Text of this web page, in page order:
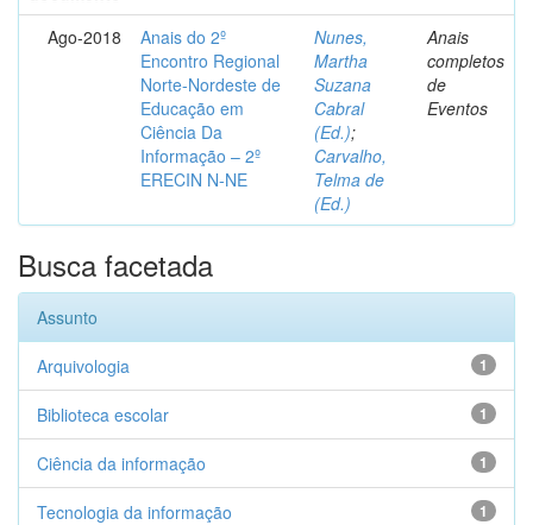
Ago-2018
Anais do 2º
Encontro Regional
Norte-Nordeste de
Educação em
Ciência Da
Informação – 2º
ERECIN N-NE
Nunes,
Martha
Suzana
Cabral
(Ed.);
Carvalho,
Telma de
(Ed.)
Anais
completos
de
Eventos
Busca facetada
Assunto
1
Arquivologia
1
Biblioteca escolar
1
Ciência da informação
1
Tecnologia da informação